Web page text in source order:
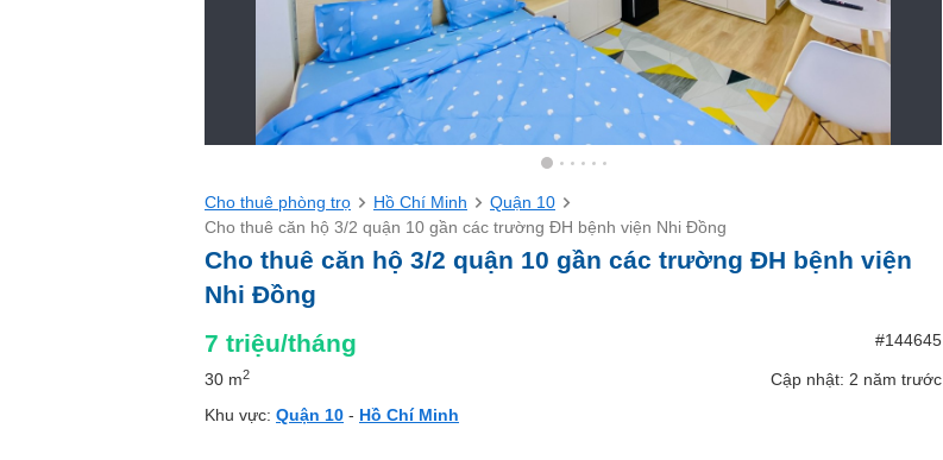
Cho thuê phòng trọ Hồ Chí Minh
Quận 10
Cho thuê căn hộ 3/2 quận 10 gần các trường ĐH bệnh viện Nhi Đồng
Cho thuê căn hộ 3/2 quận 10 gần các trường ĐH bệnh viện
Nhi Đồng
7 triệu/tháng #144645
30 m2
Cập nhật: 2 năm trước
Khu vực: Quận 10 - Hồ Chí Minh